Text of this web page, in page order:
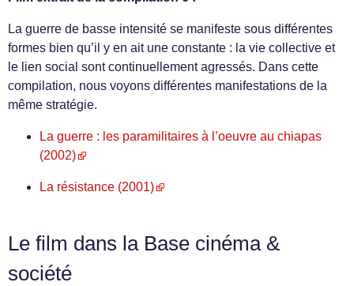
La guerre de basse intensité se manifeste sous différentes
formes bien qu’il y en ait une constante : la vie collective et
le lien social sont continuellement agressés. Dans cette
compilation, nous voyons différentes manifestations de la
même stratégie.
La guerre : les paramilitaires à l’oeuvre au chiapas
(2002)
La résistance (2001)
Le film dans la Base cinéma &
société